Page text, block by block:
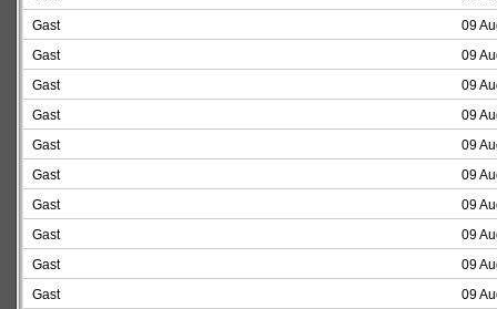
Gast
09
Gast
09
Gast
09
Gast
09
Gast
09
Gast
09
Gast
09
Gast
09
Gast
09
Gast
09